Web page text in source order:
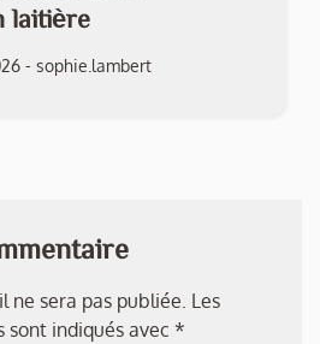
laitière
- sophie.lambert
ne sera pas publiée. Les
indiqués avec *